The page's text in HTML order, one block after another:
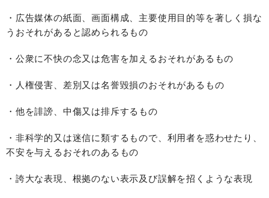
・広告媒体の紙面、画面構成、主要使用目的等を著しく損な
うおそれがあると認められるもの
・公衆に不快の念又は危害を加えるおそれがあるもの
・人権侵害、差別又は名誉毀損のおそれがあるもの
・他を誹謗、中傷又は排斥するもの
・非科学的又は迷信に類するもので、利用者を惑わせたり、
不安を与えるおそれのあるもの
・誇大な表現、根拠のない表示及び誤解を招くような表現